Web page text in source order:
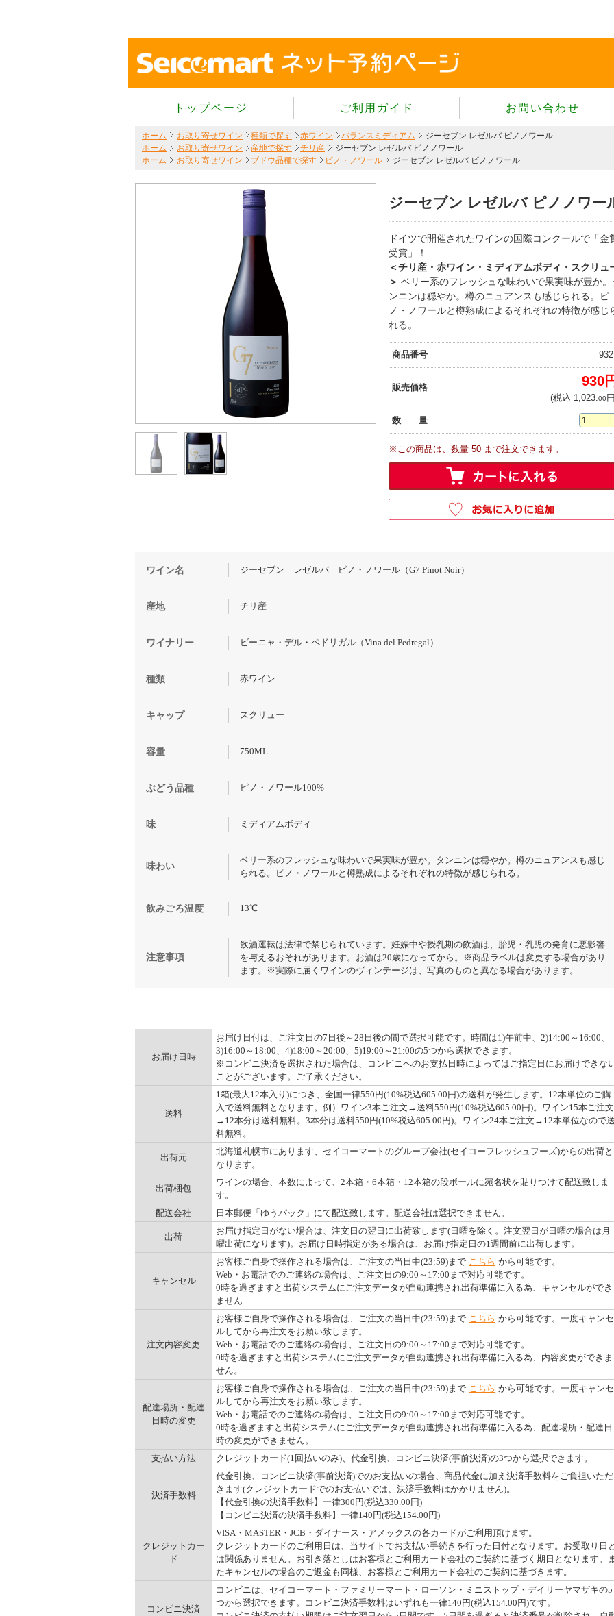
トップページ ご利用ガイド
当サイトについて
個人情報保護方針
特定商取引法に基づく表示
お問い合わせ
ホーム お取り寄せワイン 種類で探す 赤ワイン バランスミディアム
ジーセブン レゼルバ ピノノワール
ホーム
お取り寄せワイン 産地で探す チリ産
ジーセブン レゼルバ ピノノワール
ホーム
お取り寄せワイン ブドウ品種で探す ピノ・ノワール ジーセブン レゼルバ ピノノワール
ジーセブン レゼルバ ピノノワー
ドイツで開催されたワインの国際コンクールで「金
受賞」！
＜チリ産・赤ワイン・ミディアムボディ・スクリュ
＞ ベリー系のフレッシュな味わいで果実味が豊か。
ンニンは穏やか。樽のニュアンスも感じられる。ピ
ノ・ノワールと樽熟成によるそれぞれの特徴が感じ
れる。
商品番号
販売価格 930
(税込 1,023.00
数 量
※この商品は、数量 50 まで注文できます。
ワイン名 ジーセブン レゼルバ ピノ・ノワール（G7 Pinot Noir）
産地 チリ産
ワイナリー ビーニャ・デル・ペドリガル（Vina del Pedregal）
種類 赤ワイン
キャップ スクリュー
容量 750ML
ぶどう品種 ピノ・ノワール100%
味 ミディアムボディ
味わい
ベリー系のフレッシュな味わいで果実味が豊か。タンニンは穏やか。樽のニュアンスも感じ
られる。ピノ・ノワールと樽熟成によるそれぞれの特徴が感じられる。
飲みごろ温度 13℃
注意事項
飲酒運転は法律で禁じられています。妊娠中や授乳期の飲酒は、胎児・乳児の発育に悪影響
を与えるおそれがあります。お酒は20歳になってから。※商品ラベルは変更する場合があり
ます。※実際に届くワインのヴィンテージは、写真のものと異なる場合があります。
お届け日時
お届け日付は、ご注文日の7日後～28日後の間で選択可能です。時間は1)午前中、2)14:00～16:00、
3)16:00～18:00、4)18:00～20:00、5)19:00～21:00の5つから選択できます。
※コンビニ決済を選択された場合は、コンビニへのお支払日時によってはご指定日にお届けできな
ことがございます。ご了承ください。
送料
1箱(最大12本入り)につき、全国一律550円(10%税込605.00円)の送料が発生します。12本単位のご購
入で送料無料となります。例）ワイン3本ご注文→送料550円(10%税込605.00円)。ワイン15本ご注文
→12本分は送料無料。3本分は送料550円(10%税込605.00円)。ワイン24本ご注文→12本単位なので送
料無料。
出荷元
北海道札幌市にあります、セイコーマートのグループ会社(セイコーフレッシュフーズ)からの出荷と
なります。
出荷梱包
ワインの場合、本数によって、2本箱・6本箱・12本箱の段ボールに宛名状を貼りつけて配送致しま
す。
配送会社
日本郵便「ゆうパック」にて配送致します。配送会社は選択できません。
出荷
お届け指定日がない場合は、注文日の翌日に出荷致します(日曜を除く。注文翌日が日曜の場合は月
曜出荷になります)。お届け日時指定がある場合は、お届け指定日の1週間前に出荷します。
キャンセル
お客様ご自身で操作される場合は、ご注文の当日中(23:59)まで こちら から可能です。
Web・お電話でのご連絡の場合は、ご注文日の9:00～17:00まで対応可能です。
0時を過ぎますと出荷システムにご注文データが自動連携され出荷準備に入る為、キャンセルができ
ません
注文内容変更
お客様ご自身で操作される場合は、ご注文の当日中(23:59)まで こちら から可能です。一度キャンセ
ルしてから再注文をお願い致します。
Web・お電話でのご連絡の場合は、ご注文日の9:00～17:00まで対応可能です。
0時を過ぎますと出荷システムにご注文データが自動連携され出荷準備に入る為、内容変更ができま
せん。
配達場所・配達
日時の変更
お客様ご自身で操作される場合は、ご注文の当日中(23:59)まで こちら から可能です。一度キャンセ
ルしてから再注文をお願い致します。
Web・お電話でのご連絡の場合は、ご注文日の9:00～17:00まで対応可能です。
0時を過ぎますと出荷システムにご注文データが自動連携され出荷準備に入る為、配達場所・配達日
時の変更ができません。
支払い方法
クレジットカード(1回払いのみ)、代金引換、コンビニ決済(事前決済)の3つから選択できます。
決済手数料
代金引換、コンビニ決済(事前決済)でのお支払いの場合、商品代金に加え決済手数料をご負担いただ
きます(クレジットカードでのお支払いでは、決済手数料はかかりません)。
【代金引換の決済手数料】一律300円(税込330.00円)
【コンビニ決済の決済手数料】一律140円(税込154.00円)
クレジットカー
ド
VISA・MASTER・JCB・ダイナース・アメックスの各カードがご利用頂けます。
クレジットカードのご利用日は、当サイトでお支払い手続きを行った日付となります。お受取り日と
は関係ありません。お引き落としはお客様とご利用カード会社のご契約に基づく期日となります。ま
たキャンセルの場合のご返金も同様、お客様とご利用カード会社のご契約に基づきます。
コンビニ決済
コンビニは、セイコーマート・ファミリーマート・ローソン・ミニストップ・デイリーヤマザキの5
つから選択できます。コンビニ決済手数料はいずれも一律140円(税込154.00円)です。